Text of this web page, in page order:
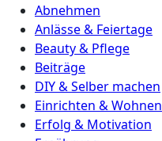
Abnehmen
Anlässe & Feiertage
Beauty & Pflege
Beiträge
DIY & Selber machen
Einrichten & Wohnen
Erfolg & Motivation